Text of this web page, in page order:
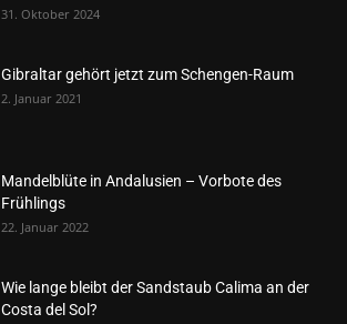
31. Oktober 2024
Gibraltar gehört jetzt zum Schengen-Raum
2. Januar 2021
Mandelblüte in Andalusien – Vorbote des
Frühlings
22. Januar 2022
Wie lange bleibt der Sandstaub Calima an der
Costa del Sol?